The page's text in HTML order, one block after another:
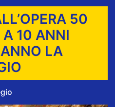
50
10 ANNI
LA